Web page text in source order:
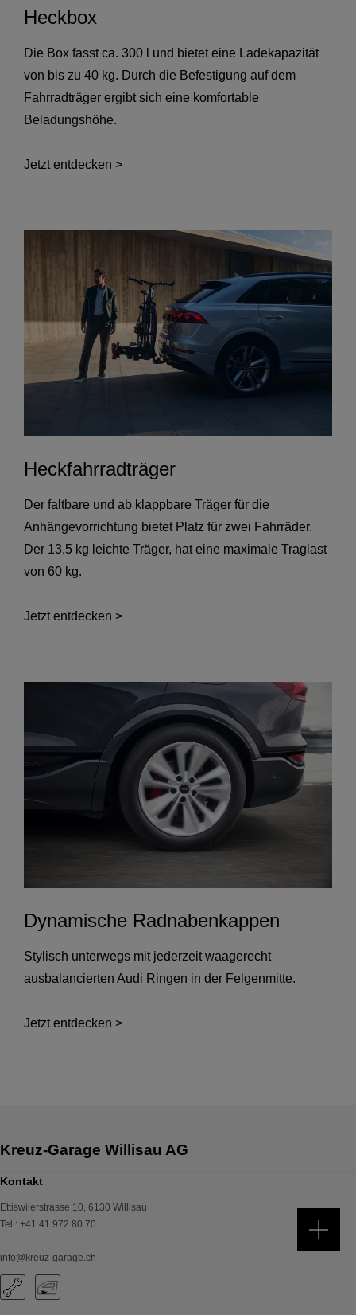
Heckbox
Die Box fasst ca. 300 l und bietet eine Ladekapazität
von bis zu 40 kg. Durch die Befestigung auf dem
Fahrradträger ergibt sich eine komfortable
Beladungshöhe.
Jetzt entdecken >
Heckfahrradträger
Der faltbare und ab klappbare Träger für die
Anhängevorrichtung bietet Platz für zwei Fahrräder.
Der 13,5 kg leichte Träger, hat eine maximale Traglast
von 60 kg.
Jetzt entdecken >
Dynamische Radnabenkappen
Stylisch unterwegs mit jederzeit waagerecht
ausbalancierten Audi Ringen in der Felgenmitte.
Jetzt entdecken >
Kontakt
Ettiswilerstrasse 10, 6130 Willisau
Tel.: +41 41 972 80 70
info@kreuz-garage.ch